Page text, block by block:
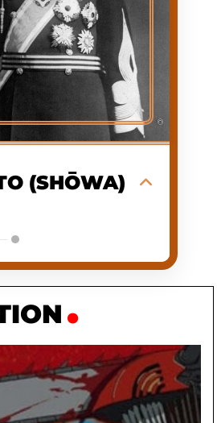
©
(SHŌWA)
—
ACTIVITÉ
DU JAPON
ÈRE
MARINE
TAILLE
1,65 M
GROUPE
SANGUIN
AB
le plus long et le plus
de l'histoire moderne du
la Seconde Guerre
pacifique du pays.